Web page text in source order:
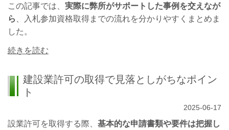
この記事では、 実際に弊所がサポートした事例を交えなが
ら
、入札参加資格取得までの流れを分かりやすくまとめま
した。
続きを読む
建設業許可の取得で見落としがちなポイン
ト
2025-06-17
設業許可を取得する際、 基本的な申請書類や要件は把握し